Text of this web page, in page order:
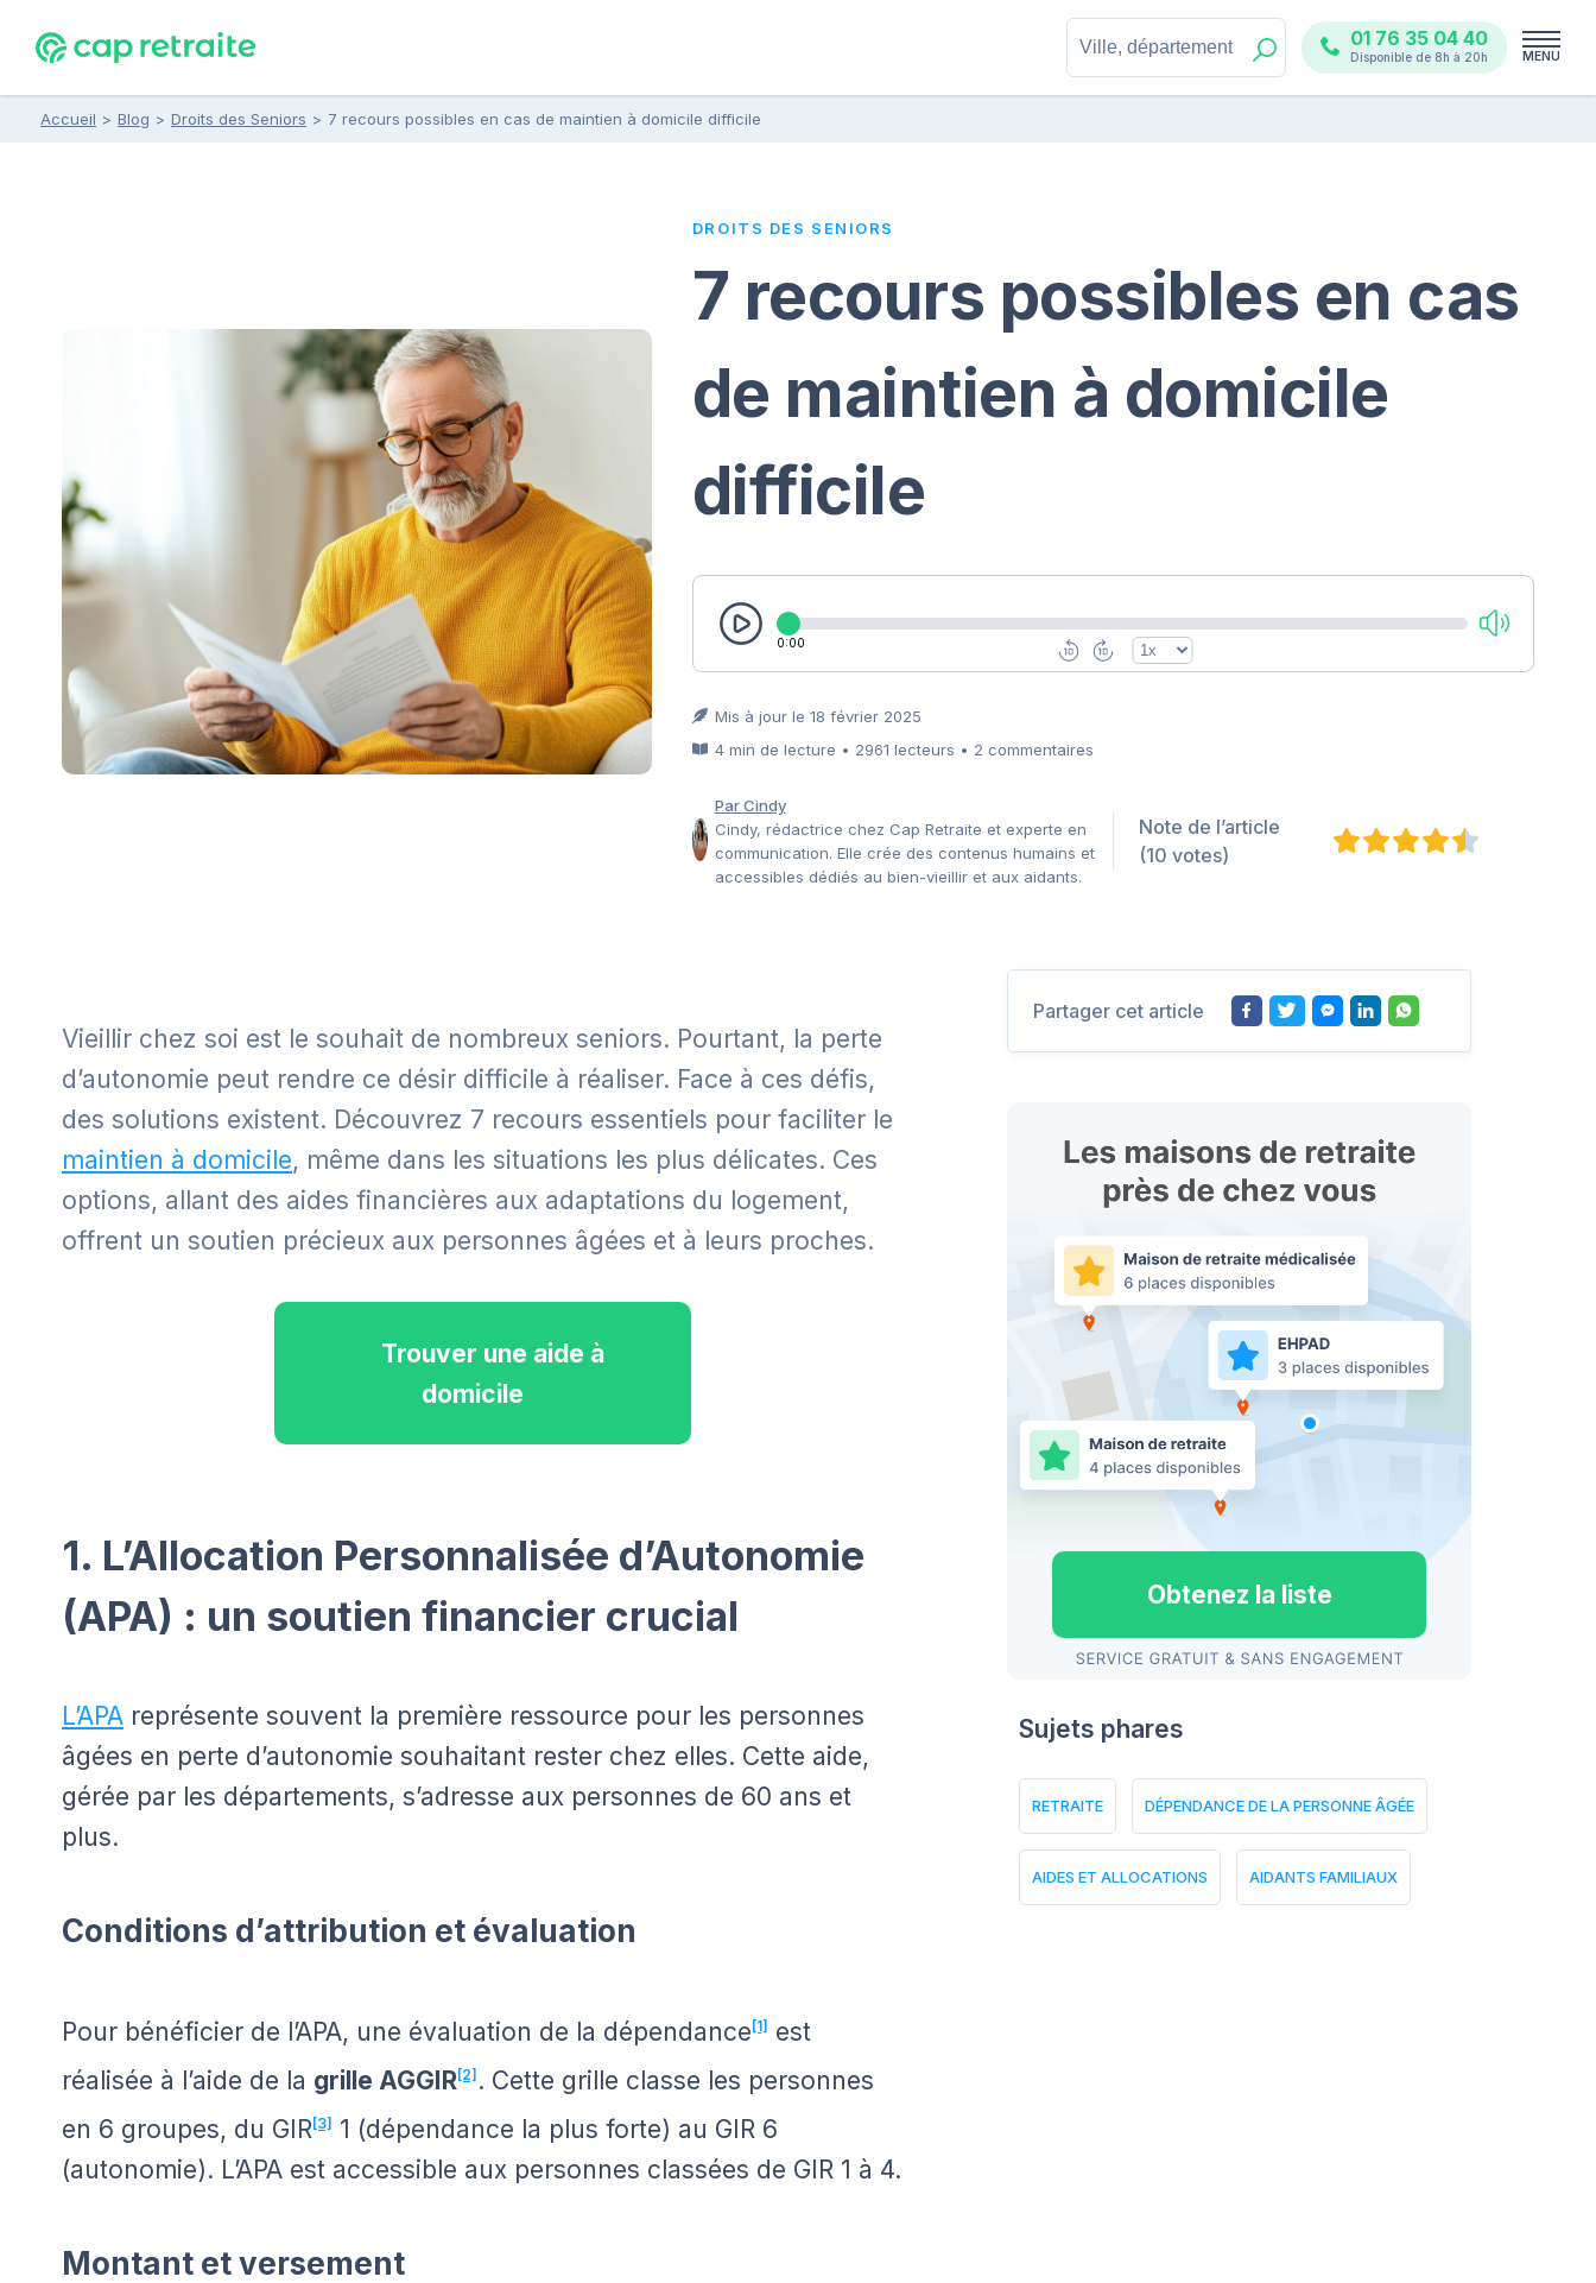
01 76 35 04 40
Disponible de 8h à 20h MENU
Accueil > Blog > Droits des Seniors > 7 recours possibles en cas de maintien à domicile difficile
DROITS DES SENIORS
7 recours possibles en cas
de maintien à domicile
difficile
0:00
Mis à jour le 18 février 2025
4 min de lecture • 2961 lecteurs • 2 commentaires
Par Cindy
Cindy, rédactrice chez Cap Retraite et experte en
communication. Elle crée des contenus humains et
accessibles dédiés au bien-vieillir et aux aidants.
Note de l’article
(10 votes)
Vieillir chez soi est le souhait de nombreux seniors. Pourtant, la perte
d’autonomie peut rendre ce désir difficile à réaliser. Face à ces défis,
des solutions existent. Découvrez 7 recours essentiels pour faciliter le
maintien à domicile, même dans les situations les plus délicates. Ces
options, allant des aides financières aux adaptations du logement,
offrent un soutien précieux aux personnes âgées et à leurs proches.
Trouver une aide à
domicile
1. L’Allocation Personnalisée d’Autonomie
(APA) : un soutien financier crucial
L’APA représente souvent la première ressource pour les personnes
âgées en perte d’autonomie souhaitant rester chez elles. Cette aide,
gérée par les départements, s’adresse aux personnes de 60 ans et
plus.
Conditions d’attribution et évaluation
Pour bénéficier de l’APA, une évaluation de la dépendance[1] est
réalisée à l’aide de la grille AGGIR[2] . Cette grille classe les personnes
en 6 groupes, du GIR[3] 1 (dépendance la plus forte) au GIR 6
(autonomie). L’APA est accessible aux personnes classées de GIR 1 à 4.
Montant et versement
Partager cet article
Obtenez la liste
Sujets phares
RETRAITE DÉPENDANCE DE LA PERSONNE ÂGÉE
AIDES ET ALLOCATIONS AIDANTS FAMILIAUX